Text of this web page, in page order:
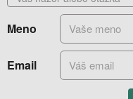
Meno
Email